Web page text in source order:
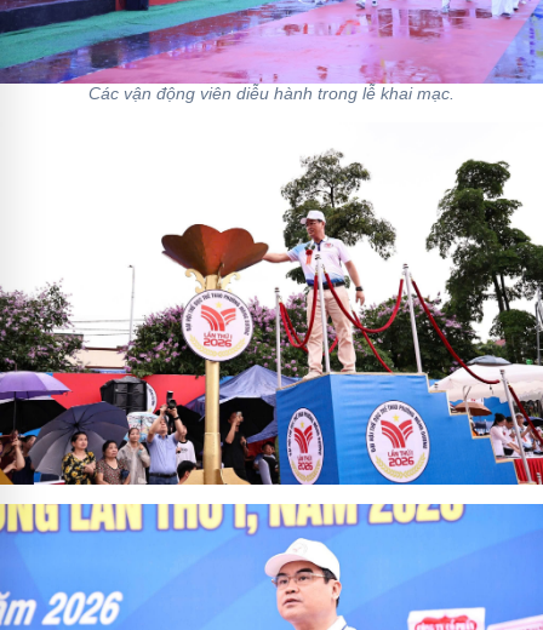
Các vận động viên diễu hành trong lễ khai mạc.